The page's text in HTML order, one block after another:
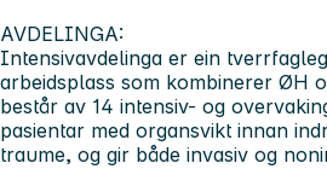
AVDELINGA:
Intensivavdelinga er ein
arbeidsplass som kombinerer ØH
består av 14 intensiv- og
pasientar med organsvikt innan
traume, og gir både invasiv og